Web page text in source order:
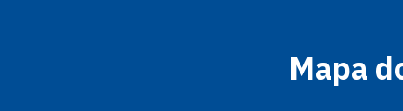
Mapa